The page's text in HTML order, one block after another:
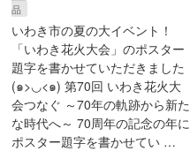
品
いわき市の夏の大イベント！
「いわき花火大会」のポスター
題字を書かせていただきました
(๑>◡<๑) 第70回 いわき花火大
会つなぐ ～70年の軌跡から新た
な時代へ～ 70周年の記念の年に
ポスター題字を書かせてい …